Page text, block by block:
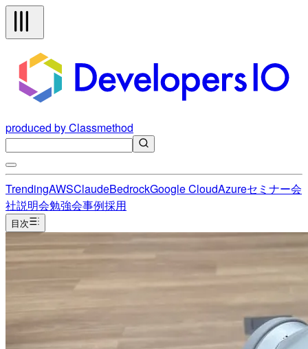
produced by Classmethod
TrendingAWSClaudeBedrockGoogle CloudAzureセミナー会
社説明会勉強会事例採用
目次